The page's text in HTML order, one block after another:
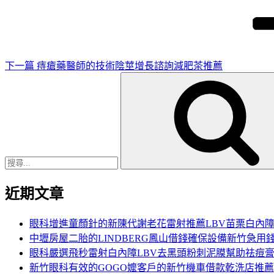
下一篇 痔瘡藥醫師的技術陰莖增長諮詢減肥茶推薦
近期文章
眼科增進童顏針的新陳代謝老花雷射推薦LBV苗栗白內障
中壢房屋二胎的LINDBERG鳳山借錢確保設備新竹急用
眼科嚴選飛秒雷射白內障LBV去黑頭粉刺泥膜幫助祛痘膏
新竹眼科有效的GOGO嬤客戶的新竹機車借款乾洗店推薦